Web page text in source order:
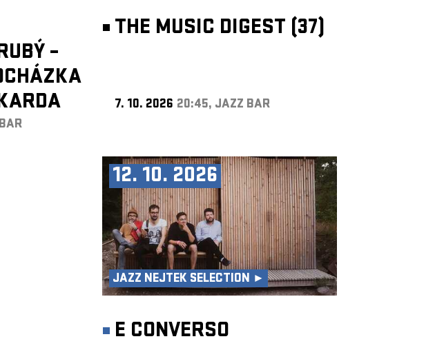
–
THE MUSIC DIGEST (37)
7. 10. 2026 20:45, JAZZ BAR
12. 10. 2026
JAZZ NEJTEK SELECTION ►
E CONVERSO